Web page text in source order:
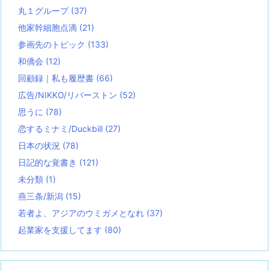
丸１グループ (37)
他家幹細胞点滴 (21)
参画先のトピック (133)
和僑会 (12)
回顧録｜私も履歴書 (66)
広告/NIKKO/リバーストン (52)
思うに (78)
恋するミナミ/Duckbill (27)
日本の状況 (78)
日記的な覚書き (121)
未分類 (1)
燕三条/新潟 (15)
若者よ、アジアのウミガメとなれ (37)
起業家を支援してます (80)